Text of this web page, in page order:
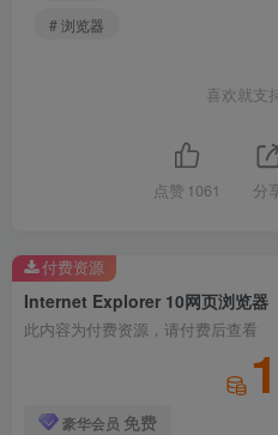
# 浏览器
喜欢就支
点赞 1061 分
Internet Explorer 10网页浏览器
此内容为付费资源，请付费后查看
1
豪华会员 免费
付费资源